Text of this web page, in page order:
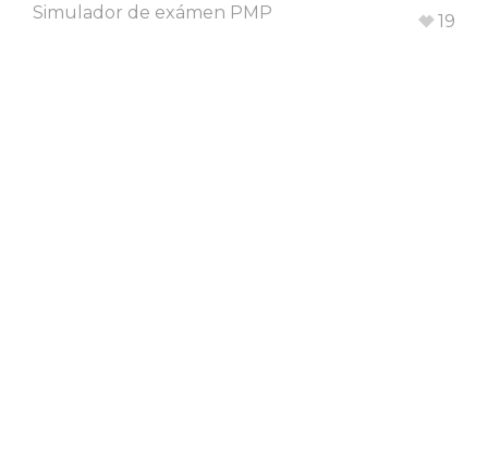
Simulador de exámen PMP
19